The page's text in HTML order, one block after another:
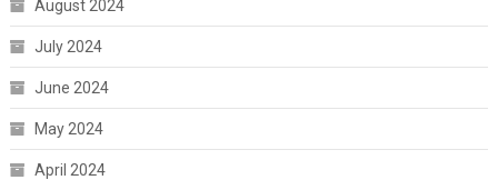
August 2024
July 2024
June 2024
May 2024
April 2024